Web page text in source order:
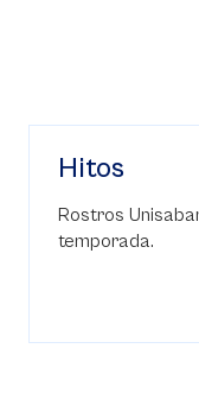
Hitos
Rostros
temporada.